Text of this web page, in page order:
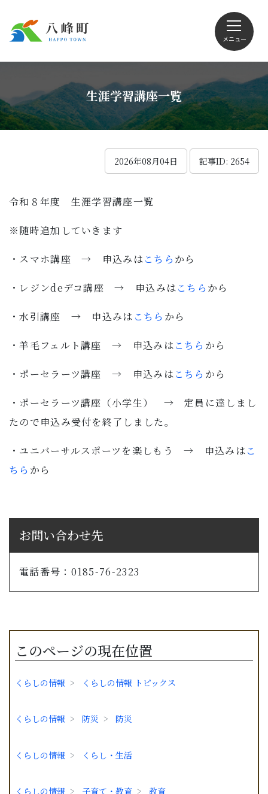
メニュー
Foreign language
くらしの情報
移住・定住
ビジネス・産業
生涯学習講座一覧
2026年08月04日 記事ID: 2654
令和８年度 生涯学習講座一覧
※随時追加していきます
・スマホ講座 → 申込みはこちら から
・レジンdeデコ講座 → 申込みはこちら から
・水引講座 → 申込みは こちら から
・羊毛フェルト講座 → 申込みはこちら から
・ポーセラーツ講座 → 申込みはこちら から
・ポーセラーツ講座（小学生） → 定員に達しまし
たので申込み受付を終了しました。
・ユニバーサルスポーツを楽しもう → 申込みはこ
ちら から
お問い合わせ先
電話番号：0185-76-2323
このページの現在位置
くらしの情報 くらしの情報 トピックス
くらしの情報 防災 防災
くらしの情報 くらし・生活
くらしの情報 子育て・教育 教育